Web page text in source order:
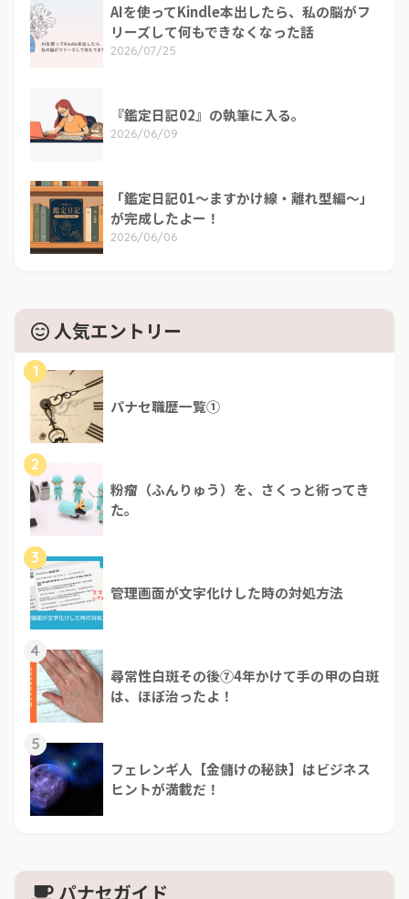
AIを使ってKindle本出したら、私の脳がフ
リーズして何もできなくなった話
2026/07/25
『鑑定日記02』の執筆に入る。
2026/06/09
「鑑定日記01～ますかけ線・離れ型編～」
が完成したよー！
2026/06/06
人気エントリー
1
パナセ職歴一覧①
2
粉瘤（ふんりゅう）を、さくっと術ってき
た。
3
管理画面が文字化けした時の対処方法
4
尋常性白斑その後⑦4年かけて手の甲の白斑
は、ほぼ治ったよ！
5
フェレンギ人【金儲けの秘訣】はビジネス
ヒントが満載だ！
パナセガイド